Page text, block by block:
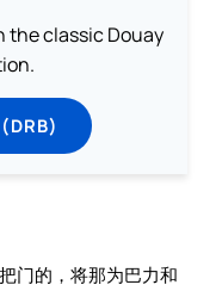
the classic Douay
门的，将那为巴力和